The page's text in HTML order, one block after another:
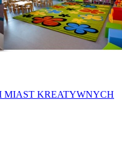
MIAST KREATYWNYCH